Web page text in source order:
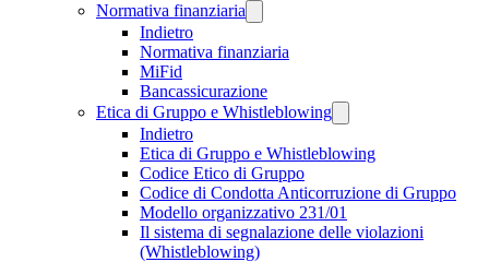
Normativa finanziaria
Indietro
Normativa finanziaria
MiFid
Bancassicurazione
Etica di Gruppo e Whistleblowing
Indietro
Etica di Gruppo e Whistleblowing
Codice Etico di Gruppo
Codice di Condotta Anticorruzione di Gruppo
Modello organizzativo 231/01
Il sistema di segnalazione delle violazioni
(Whistleblowing)